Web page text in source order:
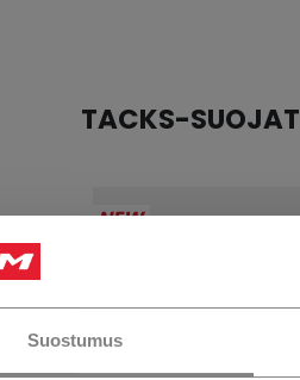
Suostumus
TACKS-SUOJAT
NEW